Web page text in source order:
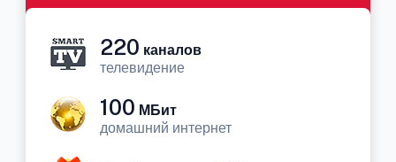
220 каналов
телевидение
100 МБит
домашний интернет